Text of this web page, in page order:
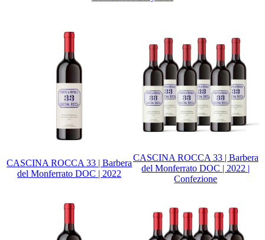
CASCINA ROCCA 33 | Barbera
del Monferrato DOC | 2022
CASCINA ROCCA 33 | Barbera
del Monferrato DOC | 2022 |
Confezione